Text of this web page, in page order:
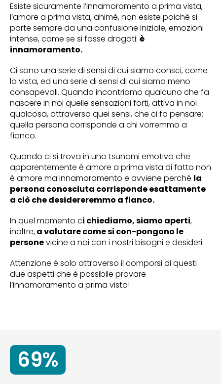
Esiste sicuramente l’innamoramento a prima vista,
l’amore a prima vista, ahimè, non esiste poiché si
parte sempre da una confusione iniziale, emozioni
intense, come se si fosse drogati: è
innamoramento.
Ci sono una serie di sensi di cui siamo consci, come
la vista, ed una serie di sensi di cui siamo meno
consapevoli. Quando incontriamo qualcuno che fa
nascere in noi quelle sensazioni forti, attiva in noi
qualcosa, attraverso quei sensi, che ci fa pensare:
quella persona corrisponde a chi vorremmo a
fianco.
Quando ci si trova in uno tsunami emotivo che
apparentemente è amore a prima vista di fatto non
è amore ma innamoramento e avviene perché la
persona conosciuta corrisponde esattamente
a ciò che desidereremmo a fianco.
In quel momento ci chiediamo, siamo aperti,
inoltre,a valutare come si con-pongono le
personevicine a noi con i nostri bisogni e desideri.
Attenzione è solo attraverso il comporsi di questi
due aspetti che è possibile provare
l’innamoramento a prima vista!
69%